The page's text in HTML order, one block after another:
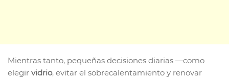
Mientras tanto, pequeñas decisiones diarias —como
elegir vidrio, evitar el sobrecalentamiento y renovar